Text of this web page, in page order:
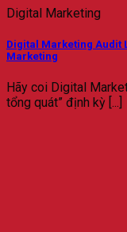
Digital Marketing
Digital Marketing Audit
Marketing
Hãy coi Digital
tổng quát” định kỳ [...]